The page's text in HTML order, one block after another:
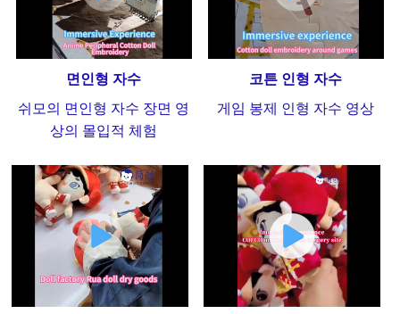
면인형 자수
쉬모의 면인형 자수 장면 영
상의 몰입적 체험
코튼 인형 자수
게임 봉제 인형 자수 영상